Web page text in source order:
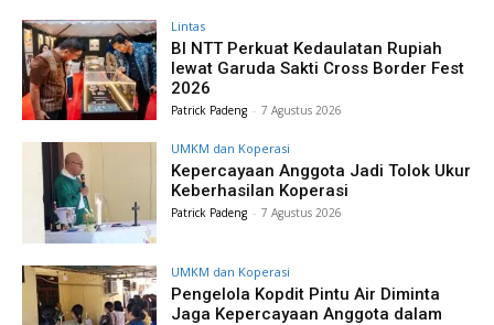
Lintas
BI NTT Perkuat Kedaulatan Rupiah
lewat Garuda Sakti Cross Border Fest
2026
Patrick Padeng - 7 Agustus 2026
UMKM dan Koperasi
Kepercayaan Anggota Jadi Tolok Ukur
Keberhasilan Koperasi
Patrick Padeng - 7 Agustus 2026
UMKM dan Koperasi
Pengelola Kopdit Pintu Air Diminta
Jaga Kepercayaan Anggota dalam